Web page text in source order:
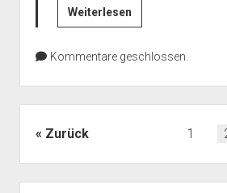
Weiterlesen
stoppen!
Embargos
Solidarität
mit
Irans
und
Kommentare geschlossen.
Seitennummerierung
Zurück 1